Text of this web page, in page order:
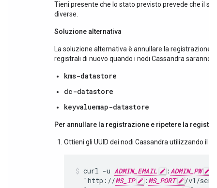
Tieni presente che lo stato previsto prevede che il
diverse.
Soluzione alternativa
La soluzione alternativa è annullare la registrazione
registrali di nuovo quando i nodi Cassandra saranno
kms-datastore
dc-datastore
keyvaluemap-datastore
Per annullare la registrazione e ripetere la
Ottieni gli UUID dei nodi Cassandra utilizzando il
curl -u ADMIN_EMAIL :ADMIN_PW
  "http://
MS_IP : MS_PORT
/v1/